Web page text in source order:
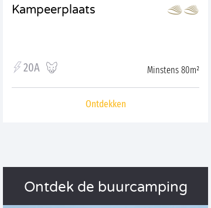
Kampeerplaats
20A Minstens 80m²
Ontdekken
Ontdek de buurcamping